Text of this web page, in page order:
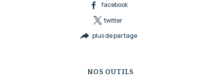
facebook
twitter
plus de partage
NOS OUTILS